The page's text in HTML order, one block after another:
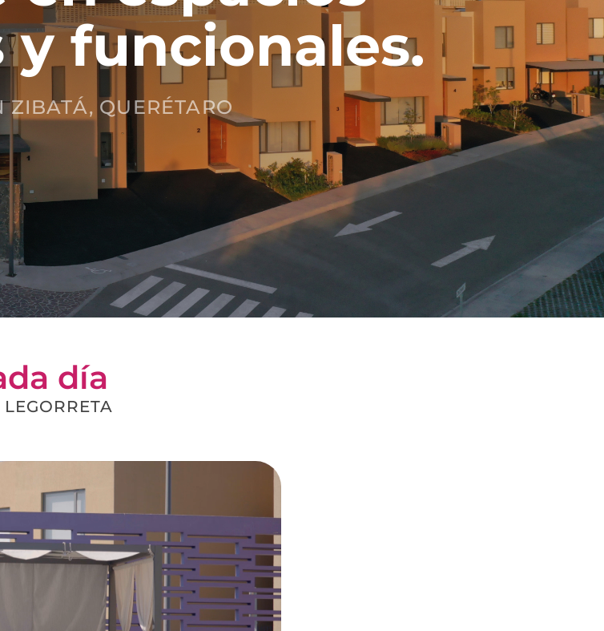
y funcionales.
ZIBATÁ, QUERÉTARO
día